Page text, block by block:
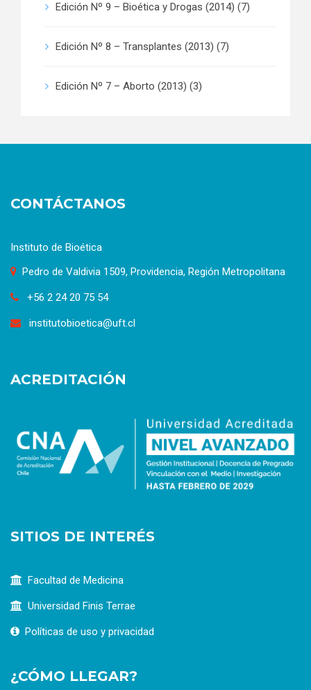
Edición Nº 9 – Bioética y Drogas (2014) (7)
Edición Nº 8 – Transplantes (2013) (7)
Edición Nº 7 – Aborto (2013) (3)
CONTÁCTANOS
Instituto de Bioética
Pedro de Valdivia 1509, Providencia, Región Metropolitana
+56 2 24 20 75 54
institutobioetica@uft.cl
ACREDITACIÓN
SITIOS DE INTERÉS
Facultad de Medicina
Universidad Finis Terrae
Políticas de uso y privacidad
¿CÓMO LLEGAR?